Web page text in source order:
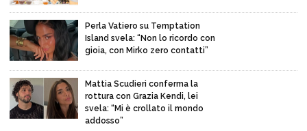
Perla Vatiero su Temptation
Island svela: “Non lo ricordo con
gioia, con Mirko zero contatti”
Mattia Scudieri conferma la
rottura con Grazia Kendi, lei
svela: “Mi è crollato il mondo
addosso”